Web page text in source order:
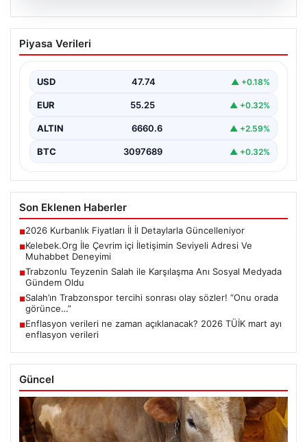
08.08.2026
Kelebek.Org İle Çevrim içi İletişimin
Seviyeli Adresi Ve Muhabbet Deneyimi
oluşturması kritik bir değer ifade etmektedir. Halen…
Piyasa Verileri
USD 47.74 ▲ +0.18%
EUR 55.25 ▲ +0.32%
ALTIN 6660.6 ▲ +2.59%
BTC 3097689 ▲ +0.32%
Son Eklenen Haberler
■2026 Kurbanlık Fiyatları İl İl Detaylarla Güncelleniyor
■Kelebek.Org İle Çevrim içi İletişimin Seviyeli Adresi Ve
Muhabbet Deneyimi
■Trabzonlu Teyzenin Salah ile Karşılaşma Anı Sosyal Medyada
Gündem Oldu
■Salah’ın Trabzonspor tercihi sonrası olay sözler! “Onu orada
görünce…”
■Enflasyon verileri ne zaman açıklanacak? 2026 TÜİK mart ayı
enflasyon verileri
Güncel